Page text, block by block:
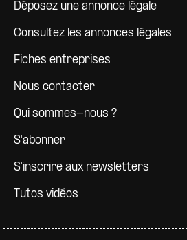
Déposez une annonce légale
Consultez les annonces légales
Fiches entreprises
Nous contacter
Qui sommes-nous ?
S'abonner
S'inscrire aux newsletters
Tutos vidéos